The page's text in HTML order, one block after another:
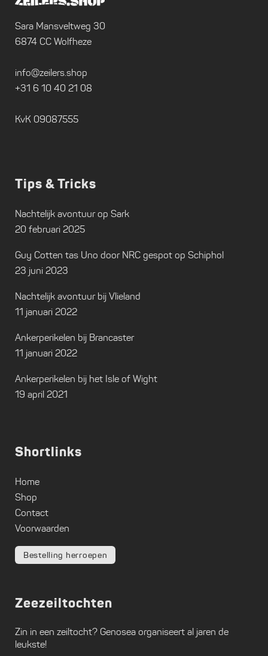
Sara Mansveltweg 30
6874 CC Wolfheze
info@zeilers.shop
+31 6 10 40 21 08
KvK 09087555
Tips & Tricks
Nachtelijk avontuur op Sark
20 februari 2025
Guy Cotten tas Uno door NRC gespot op Schiphol
23 juni 2023
Nachtelijk avontuur bij Vlieland
11 januari 2022
Ankerperikelen bij Brancaster
11 januari 2022
Ankerperikelen bij het Isle of Wight
19 april 2021
Shortlinks
Home
Shop
Contact
Voorwaarden
Bestelling herroepen
Zeezeiltochten
Zin in een zeiltocht? Genosea organiseert al jaren de
leukste!